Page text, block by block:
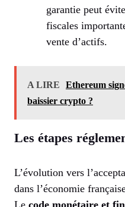
garantie peut
fiscales
vente d’actifs.
A LIRE
Ethereum
baissier crypto ?
Les étapes
L’évolution vers
dans l’économie
Le code monétaire et